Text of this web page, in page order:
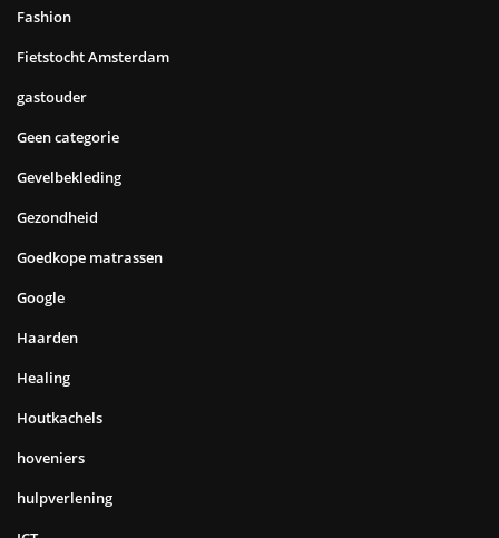
Fashion
Fietstocht Amsterdam
gastouder
Geen categorie
Gevelbekleding
Gezondheid
Goedkope matrassen
Google
Haarden
Healing
Houtkachels
hoveniers
hulpverlening